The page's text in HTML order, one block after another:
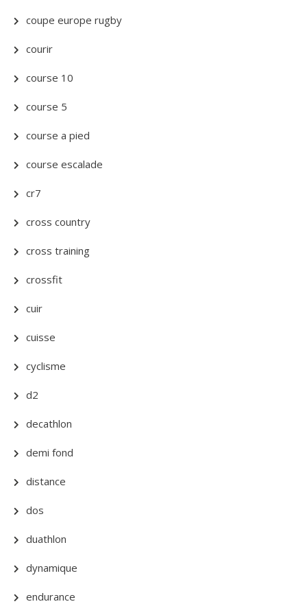
coupe europe rugby
courir
course 10
course 5
course a pied
course escalade
cr7
cross country
cross training
crossfit
cuir
cuisse
cyclisme
d2
decathlon
demi fond
distance
dos
duathlon
dynamique
endurance